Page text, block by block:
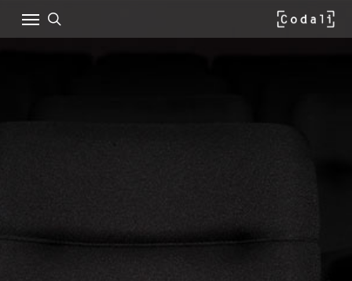
Skip
main
content
search
Menu